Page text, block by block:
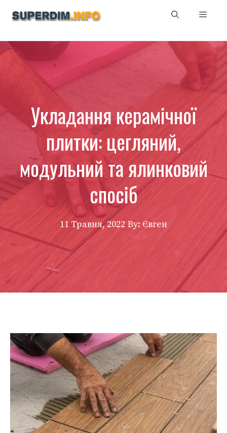
Укладання керамічної
плитки: цегляний,
модульний та ялинковий
спосіб
11 Травня, 2022 By: Євген